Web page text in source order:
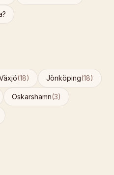
?
(18) Jönköping(18)
Oskarshamn(3)